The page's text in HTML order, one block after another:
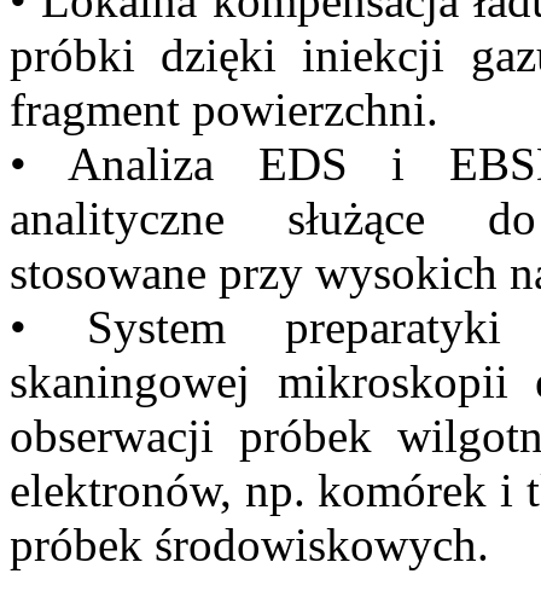
próbki dzięki iniekcji
fragment powierzchni.
• Analiza EDS i
analityczne służące
stosowane przy wysokich
• System
skaningowej mikroskopii
obserwacji próbek
elektronów, np. komórek i
próbek środowiskowych.